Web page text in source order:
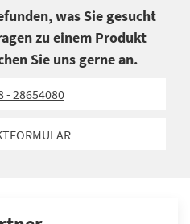
was Sie gesucht
zu einem Produkt
Sie uns gerne an.
- 28654080